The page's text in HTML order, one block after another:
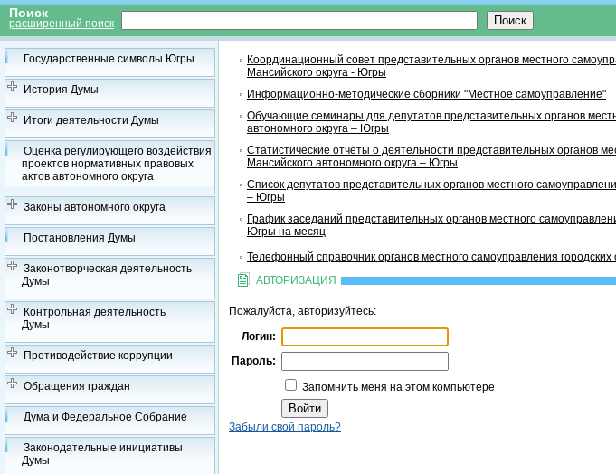
Поиск
расширенный поиск
Государственные символы Югры
История Думы
Итоги деятельности Думы
Оценка регулирующего воздействия
проектов нормативных правовых
актов автономного округа
Законы автономного округа
Постановления Думы
Законотворческая деятельность
Думы
Контрольная деятельность
Думы
Противодействие коррупции
Обращения граждан
Дума и Федеральное Собрание
Законодательные инициативы
Думы
Координационный совет представительных органов местного
Мансийского округа - Югры
Информационно-методические сборники "Местное самоуправление"
Обучающие семинары для депутатов представительных органов
автономного округа – Югры
Статистические отчеты о деятельности представительных органов
Мансийского автономного округа – Югры
Список депутатов представительных органов местного
– Югры
График заседаний представительных органов местного
Югры на месяц
Телефонный справочник органов местного самоуправления
АВТОРИЗАЦИЯ
Пожалуйста, авторизуйтесь:
Логин:
Пароль:
Запомнить меня на этом компьютере
Забыли свой пароль?